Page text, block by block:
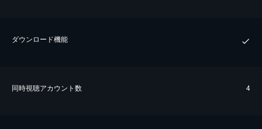
ダウンロード機能
同時視聴アカウント数 4